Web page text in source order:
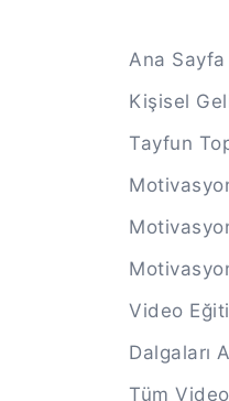
Ana Sayfa
Kişisel
Tayfun
Video
Dalgaları
Tüm